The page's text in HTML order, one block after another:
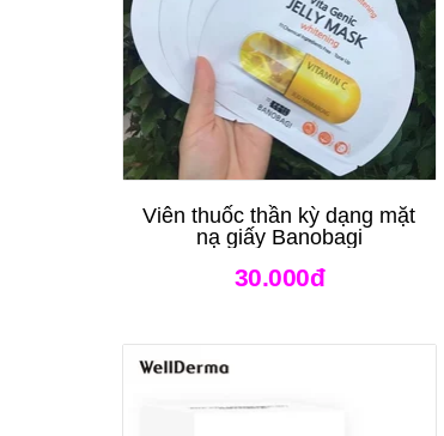
Viên thuốc thần kỳ dạng mặt
nạ giấy Banobagi
30.000đ